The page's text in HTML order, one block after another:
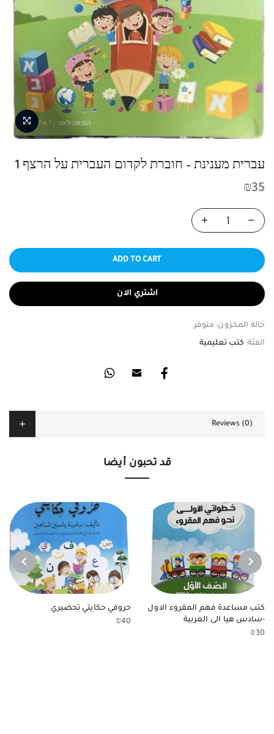
עברית מענינת – חוברת לקדום העברית על הרצף 1
₪35
ADD TO CART
اشتري الان
حالة المخزون: متوفر
الفئة: كتب تعليمية
Reviews (0)
قد تحبون أيضا
PREVIOUS
كتب مساعدة فهم المقروء الاول
-سادس هيا الى العربية
₪30
حروفي حكايتي تحضيري
₪40
NEXT